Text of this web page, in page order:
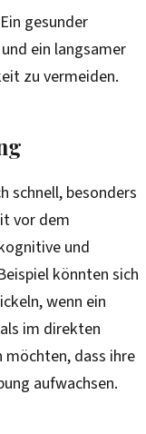
gesunder
ein langsamer
zu vermeiden.
schnell, besonders
vor dem
und
könnten sich
wenn ein
im direkten
dass ihre
aufwachsen.